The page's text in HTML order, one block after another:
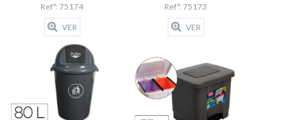
Refª: 75174
VER
Refª: 75173
VER